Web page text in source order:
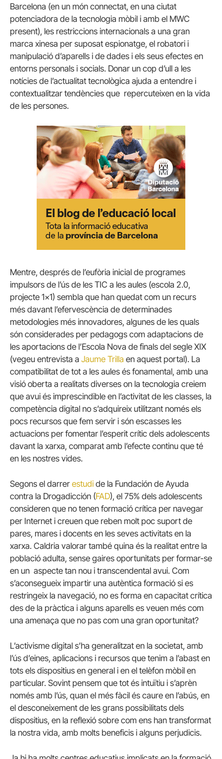
Barcelona (en un món connectat, en una ciutat
potenciadora de la tecnologia mòbil i amb el MWC
present), les restriccions internacionals a una gran
marca xinesa per suposat espionatge, el robatori i
manipulació d’aparells i de dades i els seus efectes en
entorns personals i socials. Donar un cop d’ull a les
notícies de l’actualitat tecnològica ajuda a entendre i
contextualitzar tendències que repercuteixen en la vida
de les persones.
Mentre, després de l’eufòria inicial de programes
impulsors de l’ús de les TIC a les aules (escola 2.0,
projecte 1×1) sembla que han quedat com un recurs
més davant l’efervescència de determinades
metodologies més innovadores, algunes de les quals
són considerades per pedagogs com adaptacions de
les aportacions de l’Escola Nova de finals del segle XIX
(vegeu entrevista a Jaume Trilla en aquest portal). La
compatibilitat de tot a les aules és fonamental, amb una
visió oberta a realitats diverses on la tecnologia creiem
que avui és imprescindible en l’activitat de les classes, la
competència digital no s’adquireix utilitzant només els
pocs recursos que fem servir i són escasses les
actuacions per fomentar l’esperit crític dels adolescents
davant la xarxa, comparat amb l’efecte continu que té
en les nostres vides.
Segons el darrer estudi de la Fundación de Ayuda
contra la Drogadicción (FAD), el 75% dels adolescents
consideren que no tenen formació crítica per navegar
per Internet i creuen que reben molt poc suport de
pares, mares i docents en les seves activitats en la
xarxa. Caldria valorar també quina és la realitat entre la
població adulta, sense gaires oportunitats per formar-se
en un aspecte tan nou i transcendental avui. Com
s’aconsegueix impartir una autèntica formació si es
restringeix la navegació, no es forma en capacitat crítica
des de la pràctica i alguns aparells es veuen més com
una amenaça que no pas com una gran oportunitat?
L’activisme digital s’ha generalitzat en la societat, amb
l’ús d’eines, aplicacions i recursos que tenim a l’abast en
tots els dispositius en general i en el telèfon mòbil en
particular. Sovint pensem que tot és intuïtiu i s’aprèn
només amb l’ús, quan el més fàcil és caure en l’abús, en
el desconeixement de les grans possibilitats dels
dispositius, en la reflexió sobre com ens han transformat
la nostra vida, amb molts beneficis i alguns perjudicis.